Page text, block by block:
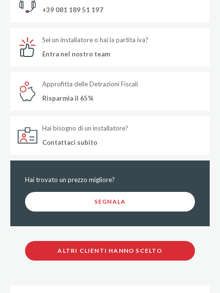
+39 081 189 51 197
Sei un installatore o hai la partita iva?
Entra nel nostro team
Approfitta delle Detrazioni Fiscali
Risparmia il 65%
Hai bisogno di un installatore?
Contattaci subito
Hai trovato un prezzo migliore?
SEGNALA
ALTRI CLIENTI HANNO SCELTO